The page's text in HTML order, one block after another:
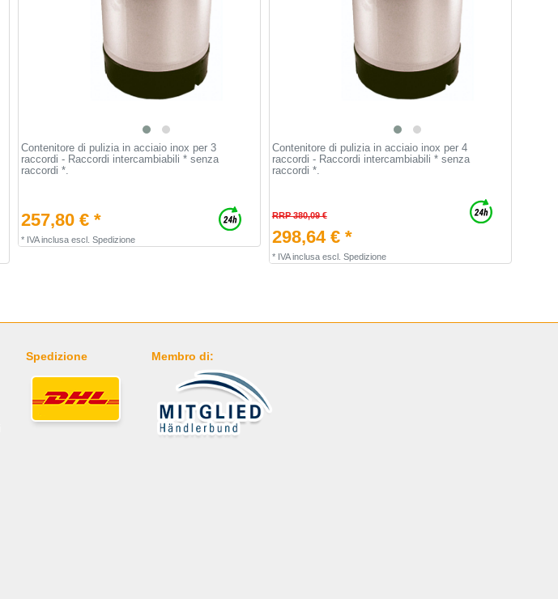
Contenitore di pulizia in acciaio inox per 3
raccordi - Raccordi intercambiabili * senza
raccordi *.
257,80 € *
* IVA inclusaescl. Spedizione
Contenitore di pulizia in acciaio inox per 4
raccordi - Raccordi intercambiabili * senza
raccordi *.
RRP 380,09 €
298,64 € *
* IVA inclusaescl. Spedizione
Spedizione Membro di: